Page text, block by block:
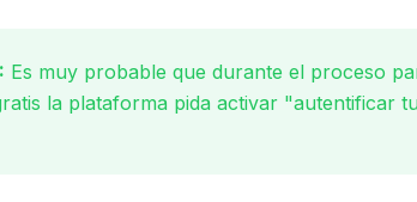
Es muy probable que durante el proceso
la plataforma pida activar "autentificar